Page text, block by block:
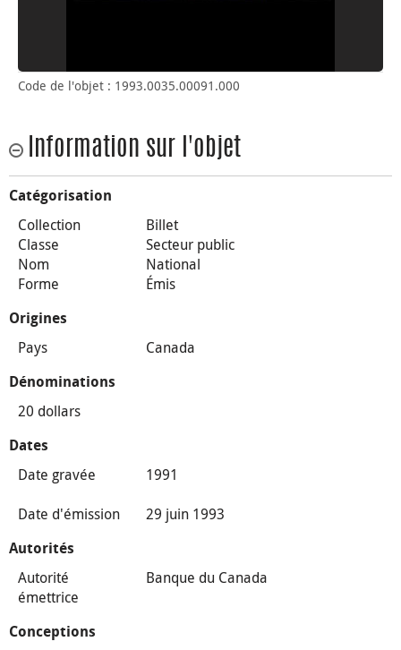
Code de l'objet : 1993.0035.00091.000
Information sur l'objet
Catégorisation
Collection
Billet
Classe
Secteur public
Nom
National
Forme
Émis
Origines
Pays Canada
Dénominations
20 dollars
Dates
Date gravée
1991
Date d'émission
29 juin 1993
Autorités
Autorité
émettrice
Banque du Canada
Conceptions